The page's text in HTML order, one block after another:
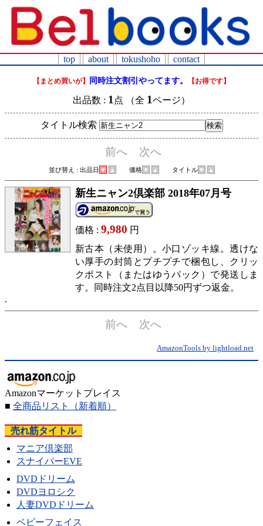
top about tokushoho contact
【まとめ買いが】 同時注文割引やってます。 【お得です】
出品数 : 1 点 （全 1ページ）
タイトル検索
前へ 次へ
並び替え : 出品日 ▼ ▲ 価格 ▼ ▲ タイトル ▼ ▲
新生ニャン2倶楽部 2018年07月号
価格 : 9,980 円
新古本（未使用）。小口ゾッキ線。透けな
い厚手の封筒とプチプチで梱包し、クリッ
クポスト（またはゆうパック）で発送しま
す。同時注文2点目以降50円ずつ返金。
前へ 次へ
AmazonTools by lightload.net
Amazonマーケットプレイス
■ 全商品リスト （新着順）
売れ筋タイトル
マニア倶楽部
スナイパーEVE
DVDドリーム
DVDヨロシク
人妻DVDドリーム
ベビーフェイス